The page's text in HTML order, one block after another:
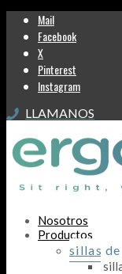
Mail
Facebook
X
Pinterest
Instagram
LLAMANOS
Nosotros
Productos
sillas